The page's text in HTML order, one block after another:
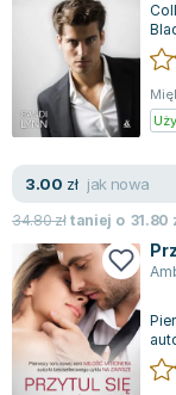
3.00 zł jak nowa
34.80złtaniej o 31.80